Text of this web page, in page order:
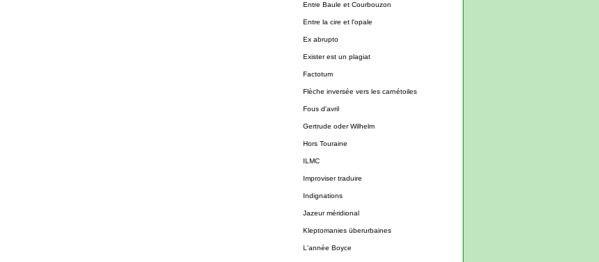
Entre Baule et Courbouzon
Entre la cire et l'opale
Ex abrupto
Exister est un plagiat
Factotum
Flèche inversée vers les carnétoiles
Fous d'avril
Gertrude oder Wilhelm
Hors Touraine
ILMC
Improviser traduire
Indignations
Jazeur méridional
Kleptomanies überurbaines
L'année Boyce